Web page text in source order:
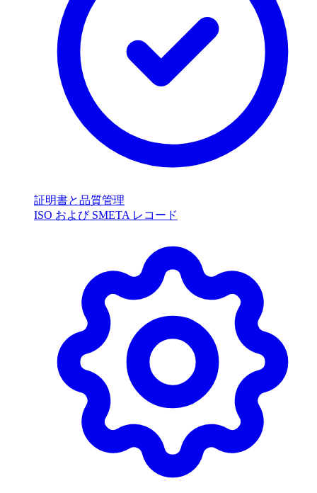
証明書と品質管理
ISO および SMETA レコード